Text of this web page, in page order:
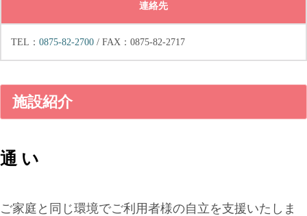
連絡先
TEL： 0875-82-2700 / FAX：0875-82-2717
施設紹介
通 い
ご家庭と同じ環境でご利用者様の自立を支援いたしま